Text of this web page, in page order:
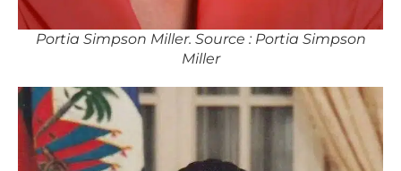
Portia Simpson Miller. Source : Portia Simpson
Miller